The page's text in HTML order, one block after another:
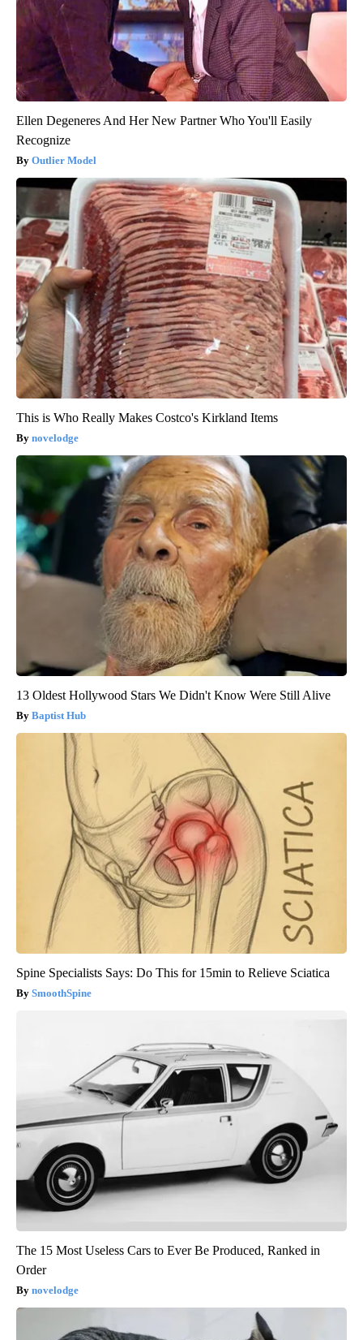
Ellen Degeneres And Her New Partner Who You'll Easily
Recognize
Outlier Model
This is Who Really Makes Costco's Kirkland Items
novelodge
13 Oldest Hollywood Stars We Didn't Know Were Still Alive
Baptist Hub
Spine Specialists Says: Do This for 15min to Relieve Sciatica
SmoothSpine
The 15 Most Useless Cars to Ever Be Produced, Ranked in
Order
novelodge